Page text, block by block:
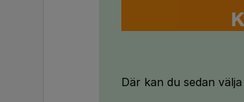
Där kan du sedan